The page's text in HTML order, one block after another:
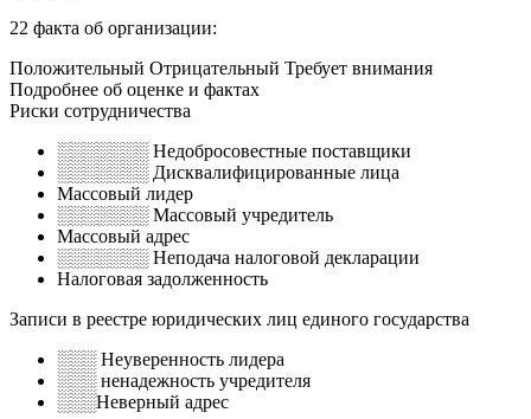
22 факта об организации:
Положительный Отрицательный Требует внимания
Подробнее об оценке и фактах
Риски сотрудничества
░░░░░░░ Недобросовестные поставщики
░░░░░░░ Дисквалифицированные лица
Массовый лидер
░░░░░░░ Массовый учредитель
Массовый адрес
░░░░░░░ Неподача налоговой декларации
Налоговая задолженность
Записи в реестре юридических лиц единого государства
░░░ Неуверенность лидера
░░░ ненадежность учредителя
░░░Неверный адрес